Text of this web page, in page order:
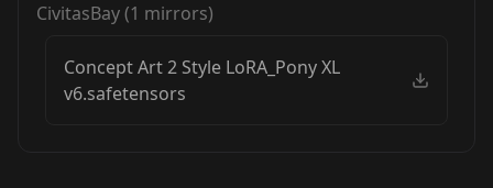
CivitasBay(1 mirrors)
Concept Art 2 Style LoRA_Pony XL
v6.safetensors